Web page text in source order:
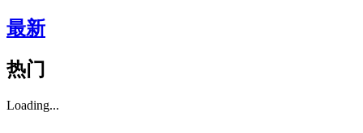
最新
热门
Loading...